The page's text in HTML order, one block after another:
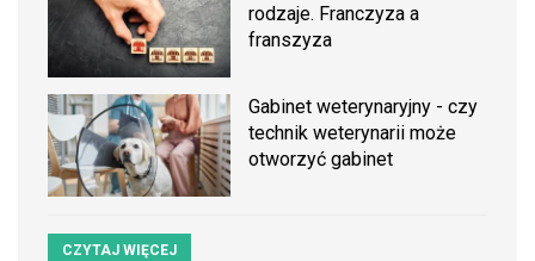
rodzaje. Franczyza a
franszyza
Gabinet weterynaryjny - czy
technik weterynarii może
otworzyć gabinet
CZYTAJ WIĘCEJ